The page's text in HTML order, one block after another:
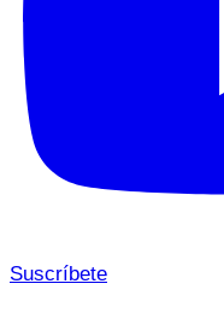
Suscríbete